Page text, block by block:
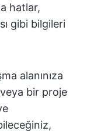
hatlar,
gibi bilgileri
alanınıza
bir proje